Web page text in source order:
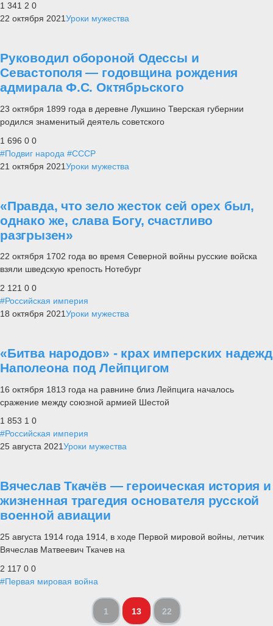
1 341 2 0
22 октября 2021Уроки мужества
Руководил обороной Одессы и
Севастополя — годовщина рождения
адмирала Ф.С. Октябрьского
23 октября 1899 года в деревне Лукшино Тверская губернии
родился знаменитый деятель советского
1 696 0 0
#Подвиг народа #СССР
21 октября 2021Уроки мужества
«Правда, что зело жесток сей орех был,
однако же, слава Богу, счастливо
разгрызен»
22 октября 1702 года во время Северной войны русские войска
взяли шведскую крепость Нотебург
2 121 0 0
#Российская империя
18 октября 2021Уроки мужества
«Битва народов» - крах имперских надежд
Наполеона под Лейпцигом
16 октября 1813 года на равнине близ Лейпцига началось
сражение между союзной армией Шестой
1 853 1 0
#Российская империя
25 августа 2021Уроки мужества
Вячеслав Ткачёв — героическая история и
жизненная трагедия основателя русской
военной авиации
25 августа 1914 года 1914, в ходе Первой мировой войны, летчик
Вячеслав Матвеевич Ткачев на
2 117 0 0
#Первая мировая война
1 13 22